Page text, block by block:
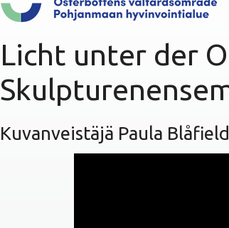
Licht unter der
Kuvanveistäjä Paula Blåfield